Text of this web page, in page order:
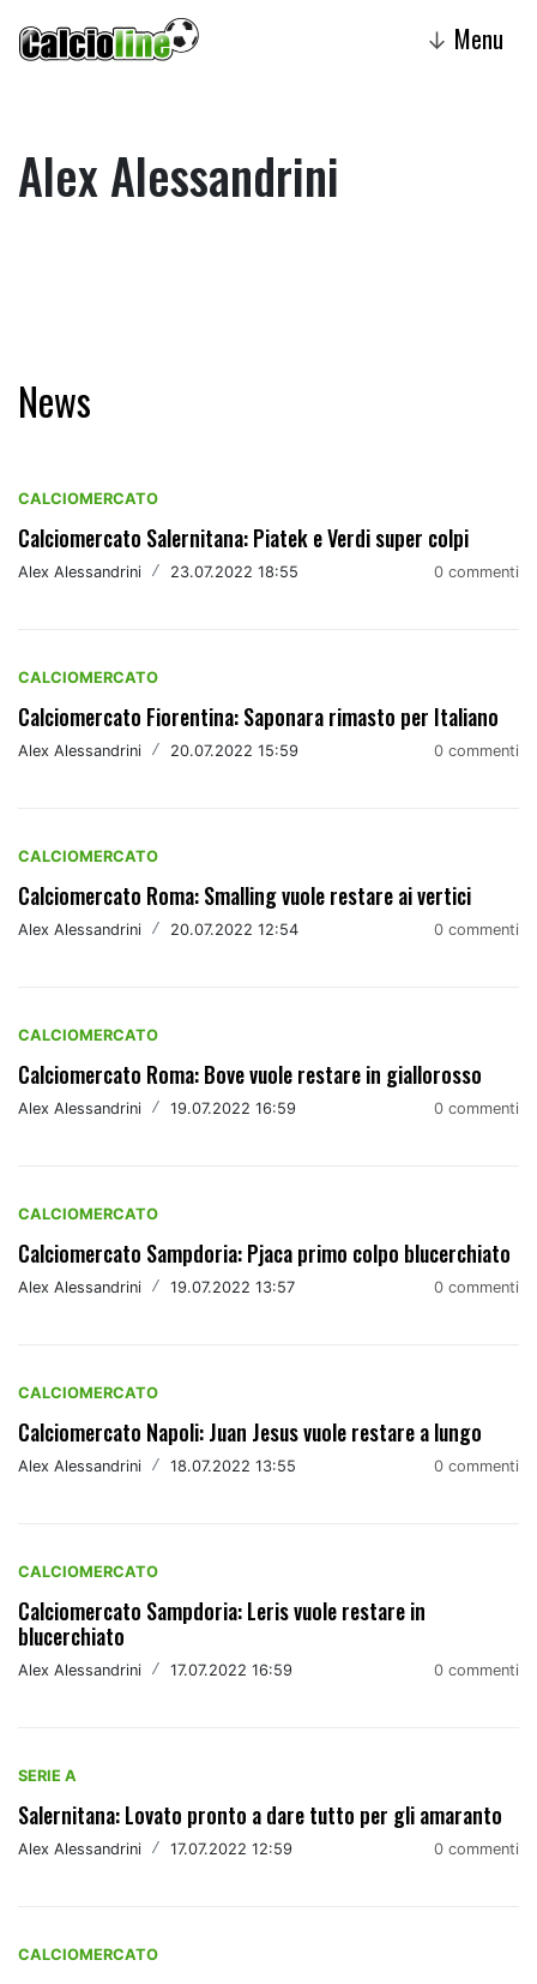
↓ Menu
Alex Alessandrini
News
CALCIOMERCATO
Calciomercato Salernitana: Piatek e Verdi super colpi
Alex Alessandrini / 23.07.2022 18:55 0 commenti
CALCIOMERCATO
Calciomercato Fiorentina: Saponara rimasto per Italiano
Alex Alessandrini / 20.07.2022 15:59 0 commenti
CALCIOMERCATO
Calciomercato Roma: Smalling vuole restare ai vertici
Alex Alessandrini / 20.07.2022 12:54 0 commenti
CALCIOMERCATO
Calciomercato Roma: Bove vuole restare in giallorosso
Alex Alessandrini / 19.07.2022 16:59 0 commenti
CALCIOMERCATO
Calciomercato Sampdoria: Pjaca primo colpo blucerchiato
Alex Alessandrini / 19.07.2022 13:57 0 commenti
CALCIOMERCATO
Calciomercato Napoli: Juan Jesus vuole restare a lungo
Alex Alessandrini / 18.07.2022 13:55 0 commenti
CALCIOMERCATO
Calciomercato Sampdoria: Leris vuole restare in
blucerchiato
Alex Alessandrini / 17.07.2022 16:59 0 commenti
SERIE A
Salernitana: Lovato pronto a dare tutto per gli amaranto
Alex Alessandrini / 17.07.2022 12:59 0 commenti
CALCIOMERCATO